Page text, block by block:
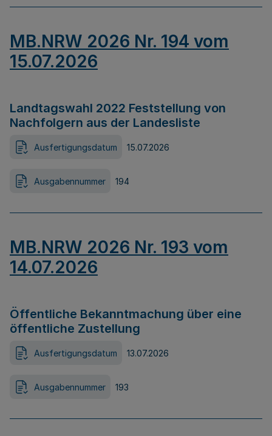
MB.NRW 2026 Nr. 194 vom
15.07.2026
Landtagswahl 2022 Feststellung von
Nachfolgern aus der Landesliste
Ausfertigungsdatum 15.07.2026
Ausgabennummer 194
MB.NRW 2026 Nr. 193 vom
14.07.2026
Öffentliche Bekanntmachung über eine
öffentliche Zustellung
Ausfertigungsdatum 13.07.2026
Ausgabennummer 193